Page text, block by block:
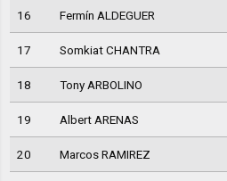
16 Fermín ALDEGUER
17 Somkiat CHANTRA
18 Tony ARBOLINO
19 Albert ARENAS
20 Marcos RAMIREZ